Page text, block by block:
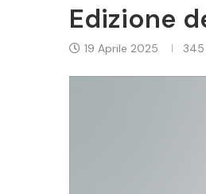
Edizione
19 Aprile 2025 345